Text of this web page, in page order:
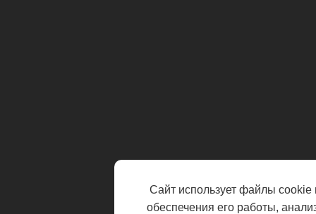
Сайт использует файлы cookie
обеспечения его работы,